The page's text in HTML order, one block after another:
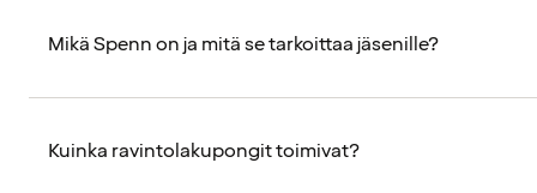
Mikä Spenn on ja mitä se tarkoittaa jäsenille?
Kuinka ravintolakupongit toimivat?